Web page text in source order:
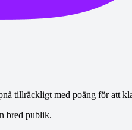
tillräckligt med poäng för att
bred publik.